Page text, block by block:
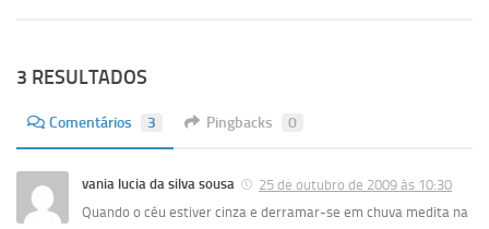
3 RESULTADOS
Comentários 3 Pingbacks 0
vania lucia da silva sousa
25 de outubro de 2009 às 10:30
Quando o céu estiver cinza e derramar-se em chuva medita na